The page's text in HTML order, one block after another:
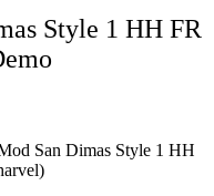
Style 1 HH FR
San Dimas Style 1 HH